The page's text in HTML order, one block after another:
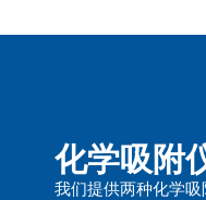
化学吸附
我们提供两种化学